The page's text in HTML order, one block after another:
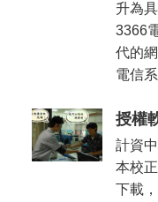
升為
3366
代的
電信
授權
計資
本校
下載